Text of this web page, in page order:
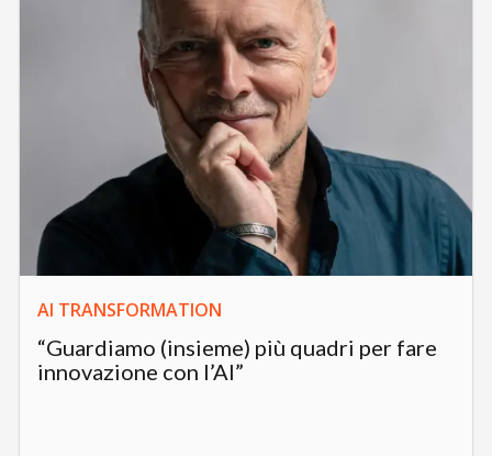
AI TRANSFORMATION
“Guardiamo (insieme) più quadri per fare
innovazione con l’AI”